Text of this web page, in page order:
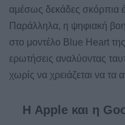
αμέσως δεκάδες σκόρπια
Παράλληλα, η ψηφιακή
στο μοντέλο Blue Heart
ερωτήσεις αναλύοντας
χωρίς να χρειάζεται να τα
Η Apple και η